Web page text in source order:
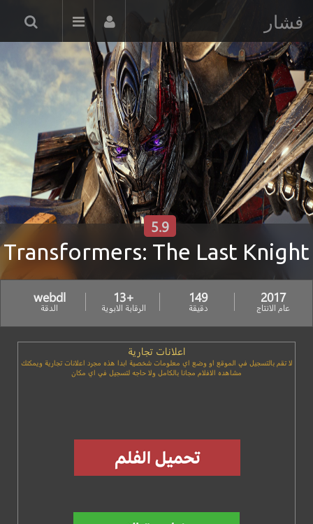
فشار
Transformers: The Last Knight
5.9
2017
عام الانتاج
149
دقيقة
+13
الرقابة الابوية
webdl
الدقة
اعلانات تجارية
لا تقم بالتسجيل في الموقع او وضع اي معلومات شخصية ابدا هذه مجرد اعلانات تجارية ويمكنك
مشاهده الافلام مجانا بالكامل ولا حاجه لتسجيل في اي مكان